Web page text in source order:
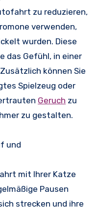
zu reduzieren,
verwenden,
wurden. Diese
das Gefühl, in einer
können Sie
Spielzeug oder
Geruch zu
zu gestalten.
und
mit Ihrer Katze
Pausen
strecken und ihre